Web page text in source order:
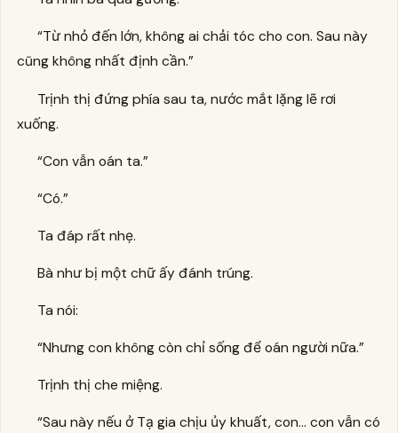
“Từ nhỏ đến lớn, không ai chải tóc cho con. Sau này
cũng không nhất định cần.”
Trịnh thị đứng phía sau ta, nước mắt lặng lẽ rơi
xuống.
“Con vẫn oán ta.”
“Có.”
Ta đáp rất nhẹ.
Bà như bị một chữ ấy đánh trúng.
Ta nói:
“Nhưng con không còn chỉ sống để oán người nữa.”
Trịnh thị che miệng.
“Sau này nếu ở Tạ gia chịu ủy khuất, con… con vẫn có